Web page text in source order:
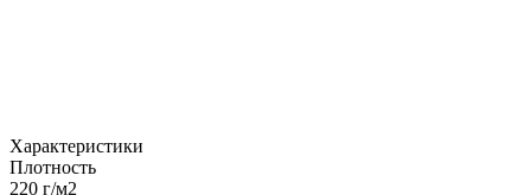
Характеристики
Плотность
220 г/м2